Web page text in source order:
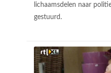
lichaamsdelen naar
gestuurd.